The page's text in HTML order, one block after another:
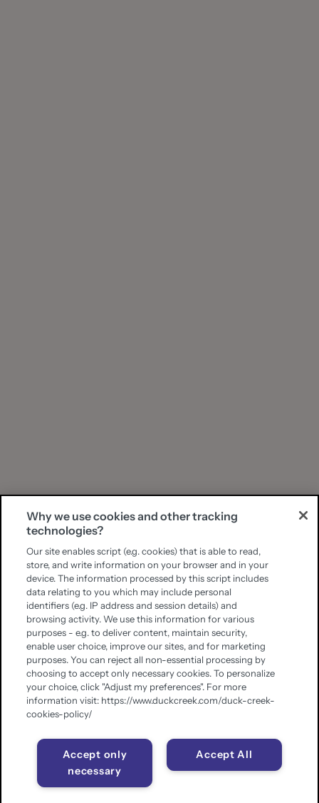
Why we use cookies and other tracking
technologies?
Our site enables script (e.g. cookies) that is able to read,
store, and write information on your browser and in your
device. The information processed by this script includes
data relating to you which may include personal
identifiers (e.g. IP address and session details) and
browsing activity. We use this information for various
purposes - e.g. to deliver content, maintain security,
enable user choice, improve our sites, and for marketing
purposes. You can reject all non-essential processing by
choosing to accept only necessary cookies. To personalize
your choice, click "Adjust my preferences". For more
information visit: https://www.duckcreek.com/duck-creek-
cookies-policy/
Accept All
Accept only
necessary